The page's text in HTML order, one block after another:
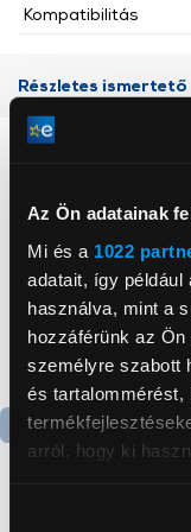
Az Ön adatainak
Mi és a 1022
adatait, így például
használva, mint a
hozzáférünk az
személyre szabott
és tartalommérést,
arról, hogy ki
Kompatibilitás
Részletes ismertető
Termék adatlap